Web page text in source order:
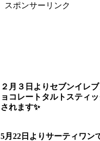
スポンサーリンク
２月３日よりセブンイレ
ョコレートタルトスティ
されます✨
5月22日よりサーティワン